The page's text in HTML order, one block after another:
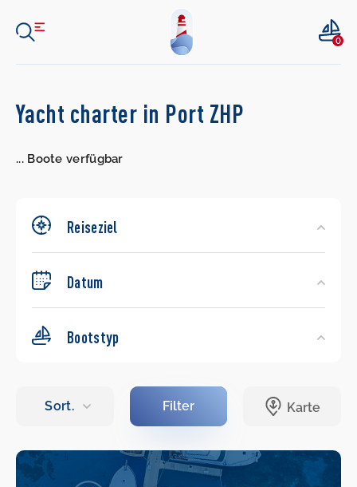
0
Search
Yacht charter in Port ZHP
...Boote verfügbar
Reiseziel
Datum
Bootstyp